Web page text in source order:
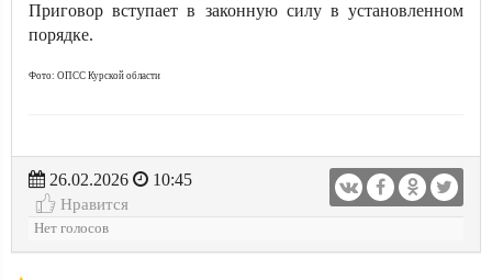
Приговор вступает в законную силу в установленном
порядке.
Фото: ОПСС Курской области
26.02.2026
10:45
Нравится
Нет голосов